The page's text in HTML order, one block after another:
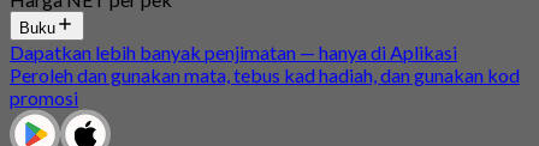
Buku
Dapatkan lebih banyak penjimatan — hanya di Aplikasi
Peroleh dan gunakan mata, tebus kad hadiah, dan gunakan kod
promosi